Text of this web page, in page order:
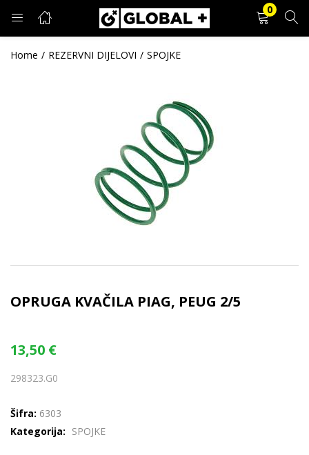
0
PRIJAVA REGISTRACIJA
Unesite svoje korisničko ime i lozinku.
Prijava
Home REZERVNI DIJELOVI SPOJKE
OPRUGA KVAČILA PIAG, PEUG 2/5
13,50 €
298323.G0
Šifra: 6303
Kategorija: SPOJKE